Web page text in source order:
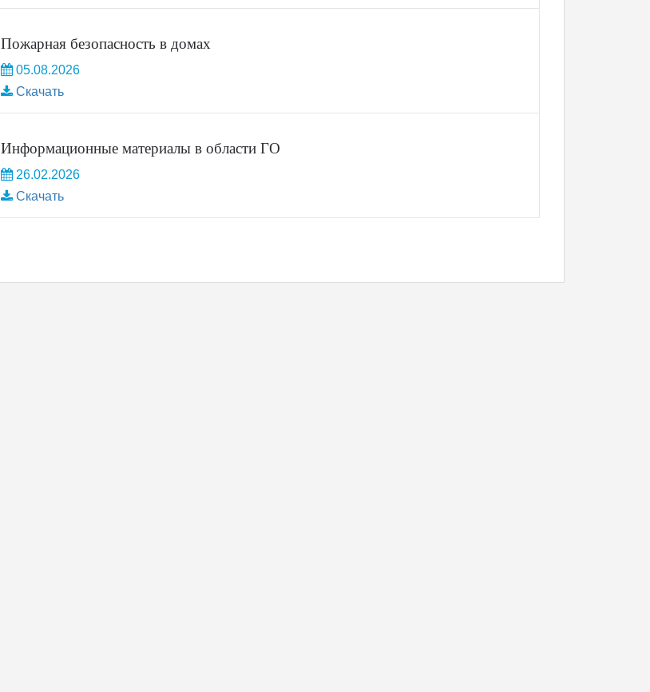
Пожарная безопасность в домах
05.08.2026
Скачать
Информационные материалы в области ГО
26.02.2026
Скачать